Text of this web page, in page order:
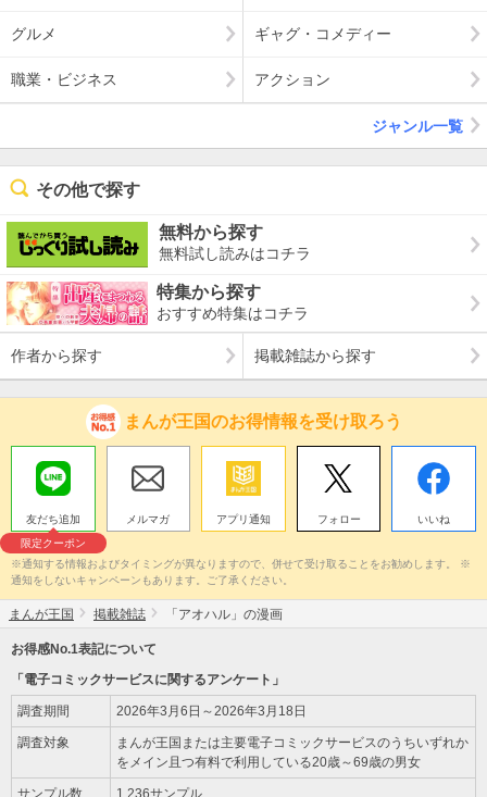
グルメ ギャグ・コメディー
職業・ビジネス アクション
ジャンル一覧
その他で探す
無料から探す
無料試し読みはコチラ
特集から探す
おすすめ特集はコチラ
作者から探す 掲載雑誌から探す
まんが王国のお得情報を受け取ろう
友だち追加
限定クーポン
メルマガ アプリ通知 フォロー いいね
※通知する情報およびタイミングが異なりますので、併せて受け取ることをお勧めします。 ※
通知をしないキャンペーンもあります。ご了承ください。
まんが王国 掲載雑誌 「アオハル」の漫画
お得感No.1表記について
「電子コミックサービスに関するアンケート」
調査期間 2026年3月6日～2026年3月18日
調査対象
まんが王国または主要電子コミックサービスのうちいずれか
をメイン且つ有料で利用している20歳～69歳の男女
サンプル数 1,236サンプル